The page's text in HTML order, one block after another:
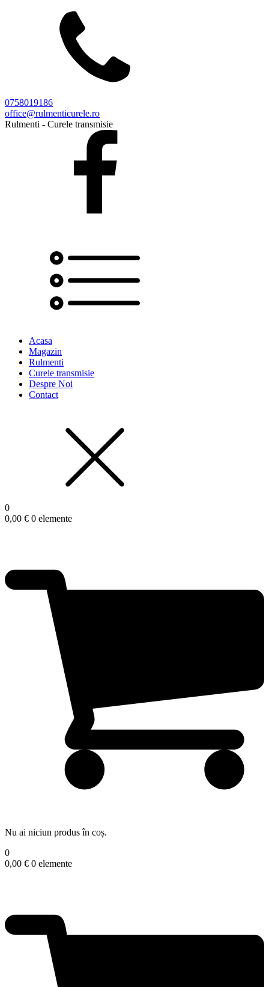
0758019186
office@rulmenticurele.ro
Rulmenti - Curele transmisie
Acasa
Magazin
Rulmenti
Curele transmisie
Despre Noi
Contact
0
0,00 € 0 elemente
Nu ai niciun produs în coș.
0
0,00 € 0 elemente